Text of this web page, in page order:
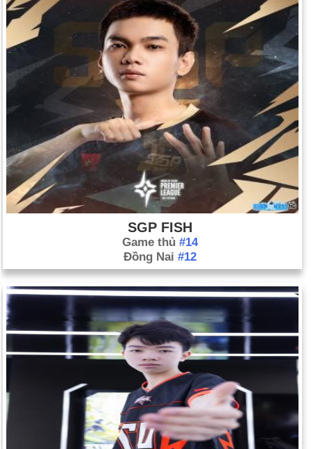
SGP FISH
Game thủ #14
Đồng Nai #12